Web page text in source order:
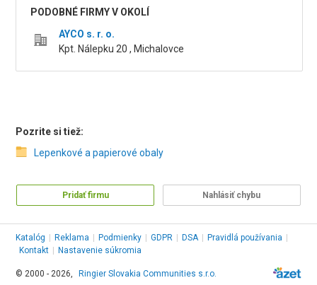
PODOBNÉ FIRMY V OKOLÍ
AYCO s. r. o.
Kpt. Nálepku 20 , Michalovce
Pozrite si tiež:
Lepenkové a papierové obaly
Pridať firmu Nahlásiť chybu
Katalóg Reklama Podmienky GDPR DSA Pravidlá používania
Kontakt
Nastavenie súkromia
© 2000 - 2026, Ringier Slovakia Communities s.r.o.